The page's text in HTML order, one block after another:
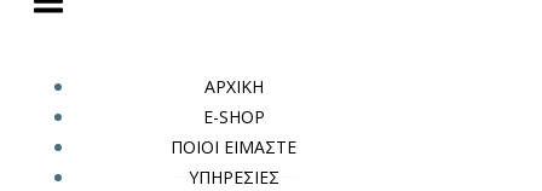
ΑΡΧΙΚΗ
E-SHOP
ΠΟΙΟΙ ΕΙΜΑΣΤΕ
ΥΠΗΡΕΣΙΕΣ